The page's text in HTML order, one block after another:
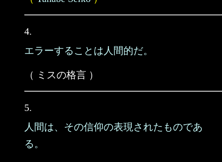
4.
エラーすることは人間的だ。
（ ミスの格言 ）
5.
人間は、その信仰の表現されたものであ
る。